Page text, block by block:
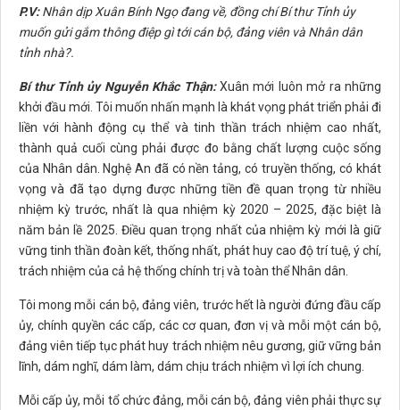
P.V:Nhân dịp Xuân Bính Ngọ đang về, đồng chí Bí thư Tỉnh ủy
muốn gửi gắm thông điệp gì tới cán bộ, đảng viên và Nhân dân
tỉnh nhà?.
Bí thư Tỉnh ủy Nguyễn Khắc Thận:Xuân mới luôn mở ra những
khởi đầu mới. Tôi muốn nhấn mạnh là khát vọng phát triển phải đi
liền với hành động cụ thể và tinh thần trách nhiệm cao nhất,
thành quả cuối cùng phải được đo bằng chất lượng cuộc sống
của Nhân dân. Nghệ An đã có nền tảng, có truyền thống, có khát
vọng và đã tạo dựng được những tiền đề quan trọng từ nhiều
nhiệm kỳ trước, nhất là qua nhiệm kỳ 2020 – 2025, đặc biệt là
năm bản lề 2025. Điều quan trọng nhất của nhiệm kỳ mới là giữ
vững tinh thần đoàn kết, thống nhất, phát huy cao độ trí tuệ, ý chí,
trách nhiệm của cả hệ thống chính trị và toàn thể Nhân dân.
Tôi mong mỗi cán bộ, đảng viên, trước hết là người đứng đầu cấp
ủy, chính quyền các cấp, các cơ quan, đơn vị và mỗi một cán bộ,
đảng viên tiếp tục phát huy trách nhiệm nêu gương, giữ vững bản
lĩnh, dám nghĩ, dám làm, dám chịu trách nhiệm vì lợi ích chung.
Mỗi cấp ủy, mỗi tổ chức đảng, mỗi cán bộ, đảng viên phải thực sự